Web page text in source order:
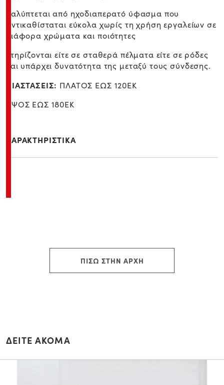
Καλύπτεται από ηχοδιαπερατό ύφασμα που
αντικαθίσταται εύκολα χωρίς τη χρήση εργαλείων σε
διάφορα χρώματα και ποιότητες
Στηρίζονται είτε σε σταθερά πέλματα είτε σε ρόδες
και υπάρχει δυνατότητα της μεταξύ τους σύνδεσης.
ΔΙΑΣΤΑΣΕΙΣ: ΠΛΑΤΟΣ ΕΩΣ 120ΕΚ
ΥΨΟΣ ΕΩΣ 180ΕΚ
ΧΑΡΑΚΤΗΡΙΣΤΙΚΑ
ΠΙΣΩ ΣΤΗΝ ΑΡΧΗ
ΔΕΙΤΕ ΑΚΟΜΑ